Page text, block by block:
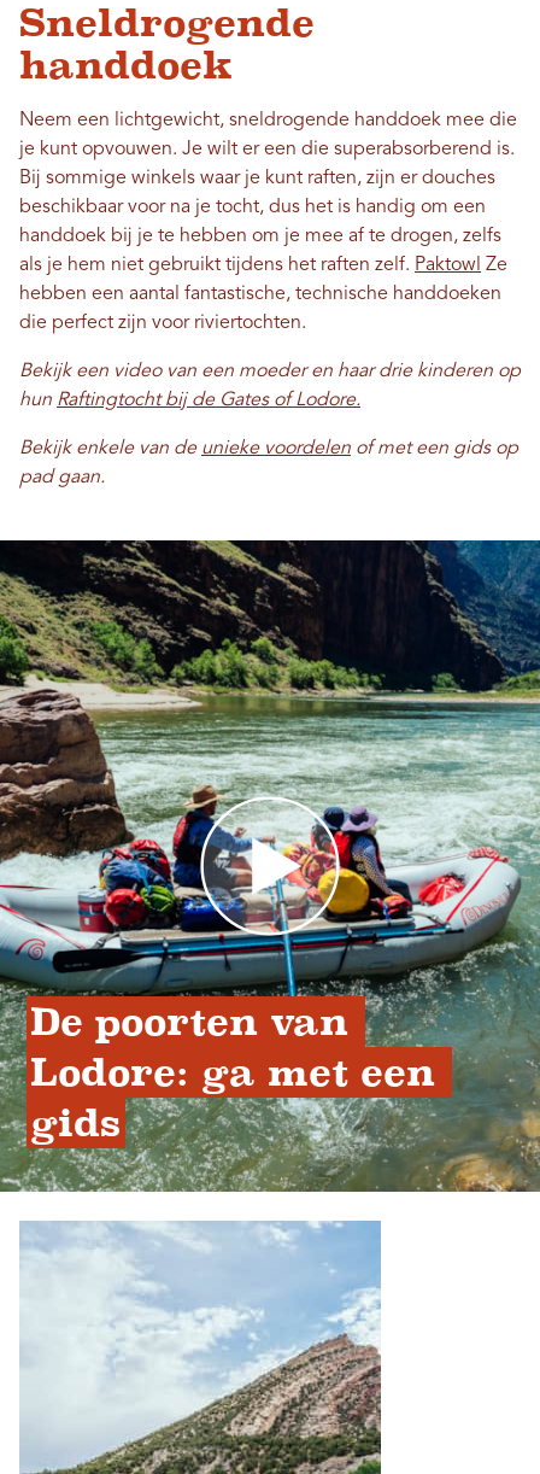
Sneldrogende
handdoek
Neem een ​​lichtgewicht, sneldrogende handdoek mee die
je kunt opvouwen. Je wilt er een die superabsorberend is.
Bij sommige winkels waar je kunt raften, zijn er douches
beschikbaar voor na je tocht, dus het is handig om een ​​
handdoek bij je te hebben om je mee af te drogen, zelfs
als je hem niet gebruikt tijdens het raften zelf. Paktowl Ze
hebben een aantal fantastische, technische handdoeken
die perfect zijn voor riviertochten.
Bekijk een video van een moeder en haar drie kinderen op
hun Raftingtocht bij de Gates of Lodore.
Bekijk enkele van de unieke voordelen of met een gids op
pad gaan.
De poorten van
Lodore: ga met een
gids